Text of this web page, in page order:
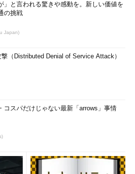
」と言われる驚きや感動を。新しい価値を
の挑戦
Japan)
撃（Distributed Denial of Service Attack）
コスパだけじゃない最新「arrows」事情